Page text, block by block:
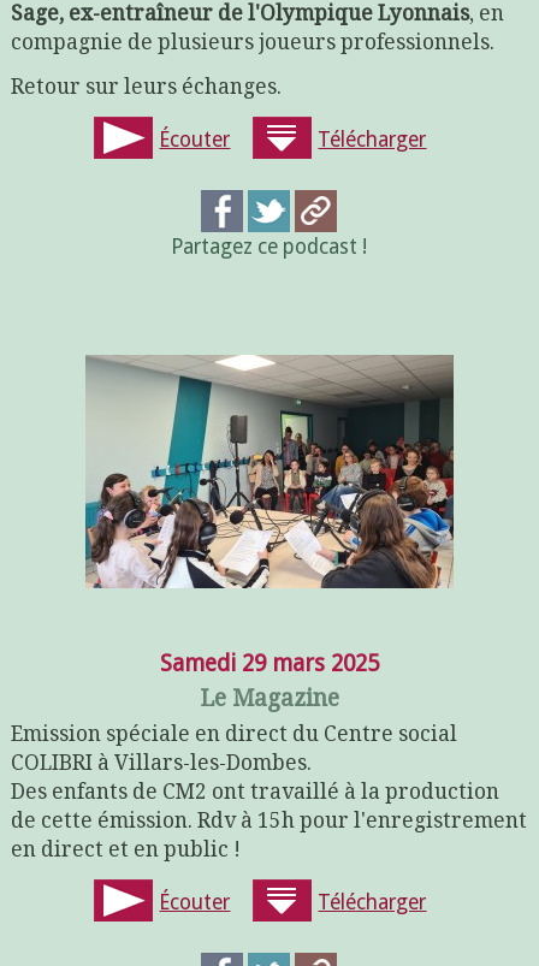
Sage, ex-entraîneur de l'Olympique Lyonnais, en
compagnie de plusieurs joueurs professionnels.
Retour sur leurs échanges.
Écouter Télécharger
Partagez ce podcast !
Samedi 29 mars 2025
Le Magazine
Emission spéciale en direct du Centre social
COLIBRI à Villars-les-Dombes.
Des enfants de CM2 ont travaillé à la production
de cette émission. Rdv à 15h pour l'enregistrement
en direct et en public !
Écouter Télécharger